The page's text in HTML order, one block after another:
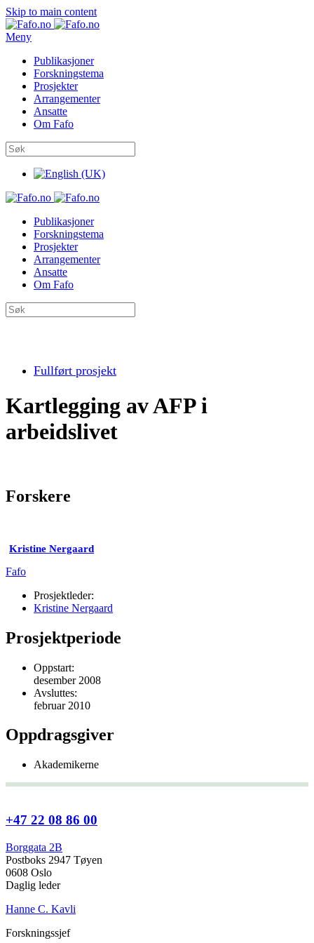
Skip to main content
Meny
Publikasjoner
Forskningstema
Prosjekter
Arrangementer
Ansatte
Om Fafo
Publikasjoner
Forskningstema
Prosjekter
Arrangementer
Ansatte
Om Fafo
Fullført prosjekt
Kartlegging av AFP i
arbeidslivet
Forskere
Kristine Nergaard
Fafo
Prosjektleder:
Kristine Nergaard
Prosjektperiode
Oppstart:
desember 2008
Avsluttes:
februar 2010
Oppdragsgiver
Akademikerne
+47 22 08 86 00
Borggata 2B
Postboks 2947 Tøyen
0608 Oslo
Daglig leder
Hanne C. Kavli
Forskningssjef